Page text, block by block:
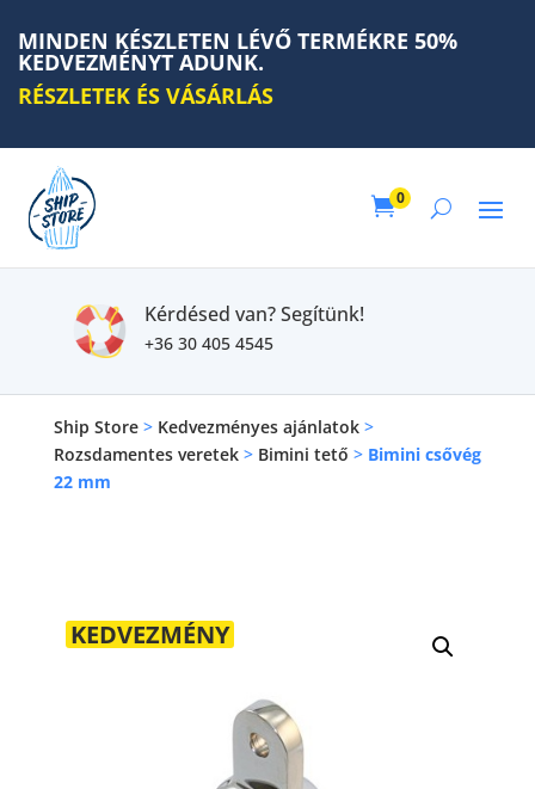
MINDEN KÉSZLETEN LÉVŐ TERMÉKRE 50%
KEDVEZMÉNYT ADUNK.
RÉSZLETEK ÉS VÁSÁRLÁS
0
Kérdésed van? Segítünk!
+36 30 405 4545
Ship Store> Kedvezményes ajánlatok>
Rozsdamentes veretek> Bimini tető > Bimini csővég
22 mm
KEDVEZMÉNY